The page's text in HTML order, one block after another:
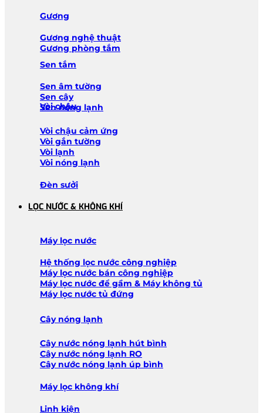
Gương
Gương nghệ thuật
Gương phòng tắm
Sen tắm
Sen âm tường
Sen cây
Sen nóng lạnh
Vòi chậu
Vòi chậu cảm ứng
Vòi gắn tường
Vòi lạnh
Vòi nóng lạnh
Đèn sưởi
LỌC NƯỚC & KHÔNG KHÍ
Máy lọc nước
Hệ thống lọc nước công nghiệp
Máy lọc nước bán công nghiệp
Máy lọc nước để gầm & Máy không tủ
Máy lọc nước tủ đứng
Cây nóng lạnh
Cây nước nóng lạnh hút bình
Cây nước nóng lạnh RO
Cây nước nóng lạnh úp bình
Máy lọc không khí
Linh kiện